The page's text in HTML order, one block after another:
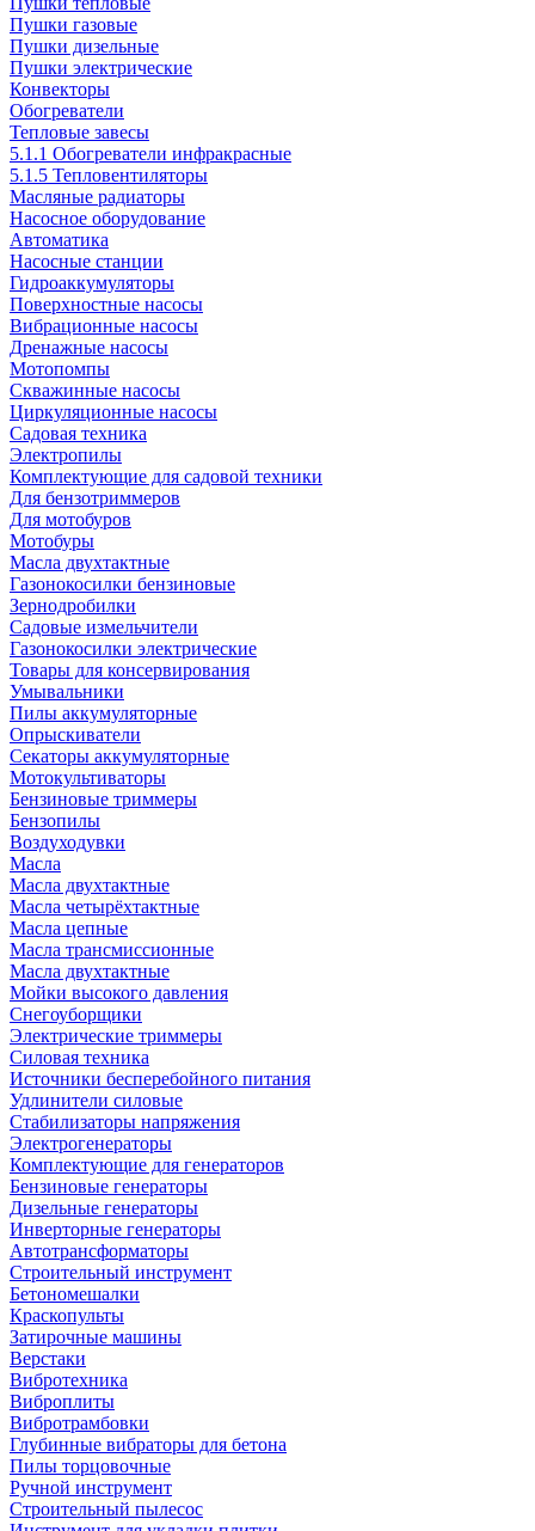
Пушки газовые
Пушки дизельные
Пушки электрические
Конвекторы
Обогреватели
Тепловые завесы
5.1.1 Обогреватели инфракрасные
5.1.5 Тепловентиляторы
Масляные радиаторы
Насосное оборудование
Автоматика
Насосные станции
Гидроаккумуляторы
Поверхностные насосы
Вибрационные насосы
Дренажные насосы
Мотопомпы
Скважинные насосы
Циркуляционные насосы
Садовая техника
Электропилы
Комплектующие для садовой техники
Для бензотриммеров
Для мотобуров
Мотобуры
Масла двухтактные
Газонокосилки бензиновые
Зернодробилки
Садовые измельчители
Газонокосилки электрические
Товары для консервирования
Умывальники
Пилы аккумуляторные
Опрыскиватели
Секаторы аккумуляторные
Мотокультиваторы
Бензиновые триммеры
Бензопилы
Воздуходувки
Масла
Масла двухтактные
Масла четырёхтактные
Масла цепные
Масла трансмиссионные
Масла двухтактные
Мойки высокого давления
Снегоуборщики
Электрические триммеры
Силовая техника
Источники бесперебойного питания
Удлинители силовые
Стабилизаторы напряжения
Электрогенераторы
Комплектующие для генераторов
Бензиновые генераторы
Дизельные генераторы
Инверторные генераторы
Автотрансформаторы
Строительный инструмент
Бетономешалки
Краскопульты
Затирочные машины
Верстаки
Вибротехника
Виброплиты
Вибротрамбовки
Глубинные вибраторы для бетона
Пилы торцовочные
Ручной инструмент
Строительный пылесос